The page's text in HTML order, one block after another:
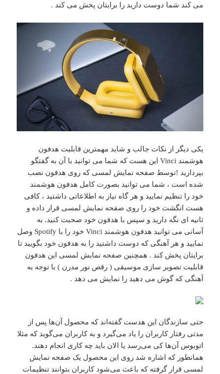
می کند شما دوست دارید را برایتان پخش می کند .
یکی دیگر از نکات جالب و شاید مهمترین قابلیت هدفون
هوشمند Vinci این هست که شما می توانید با آن به گفتگو
بپردازید !توسط صفحه نمایش لمسی که روی هدفون نصب
شده است ، شما می توانید بصورت کامل هدفون هوشمند
خود را تنظیم نمایید و هر گاه نیاز به اطلاعاتی داشتید ، کافی
هست انگشت خود را روی صفحه نمایش لمسی قرار داده و
ثانیه ای نگه دارید و سپس با هدفون خود صحبت کنید. به
آسانی می توانید هدفون هوشمند Vinci خود را با Spotify وصل
نمایید و هر آهنگی که دوست داشتید را به هدفون خود بگویید تا
برایتان پخش کند . همچنین صفحه نمایش لمسی این هدفون
قابلیت تصویر سازی موسیقی ( رقص نور مدرن ) با توجه به
آهنگی که گوش می دهید را نمایش می دهد .
حتی سازندگان این هدست گفته‌اند که محصول آن‌ها پس از
مدتی رفتار کاربران را یاد می‌گیرد و به کاربران می‌گوید که مثلا
اتوبوس آن‌ها کی می‌رسد یا الان باید چه کاری انجام دهند.
همانطور که اشاره شد روی این محصول یک صفحه نمایش
لمسی قرار گرفته که باعث می‌شود کاربران بتوانند تنظیمات